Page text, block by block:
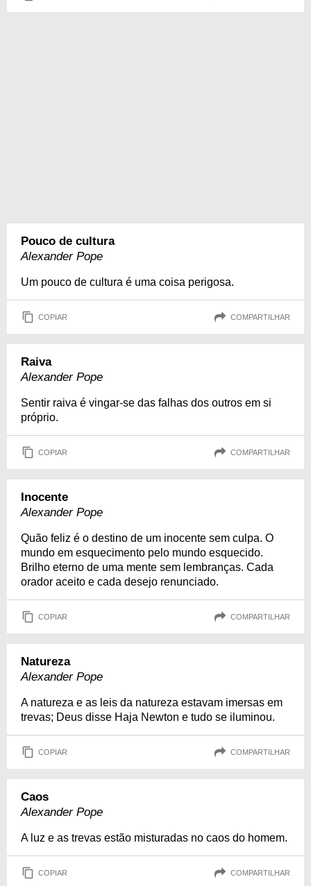
Pouco de cultura
Alexander Pope
Um pouco de cultura é uma coisa perigosa.
COPIAR COMPARTILHAR
Raiva
Alexander Pope
Sentir raiva é vingar-se das falhas dos outros em si
próprio.
COPIAR COMPARTILHAR
Inocente
Alexander Pope
Quão feliz é o destino de um inocente sem culpa. O
mundo em esquecimento pelo mundo esquecido.
Brilho eterno de uma mente sem lembranças. Cada
orador aceito e cada desejo renunciado.
COPIAR COMPARTILHAR
Natureza
Alexander Pope
A natureza e as leis da natureza estavam imersas em
trevas; Deus disse Haja Newton e tudo se iluminou.
COPIAR COMPARTILHAR
Caos
Alexander Pope
A luz e as trevas estão misturadas no caos do homem.
COPIAR COMPARTILHAR